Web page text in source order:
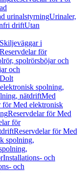
urinalstyrningUrinaler,
driftUtan
Skiljeväggar i
Reservdelar för
spolrörsböjar och
och
Dolt
spolning,
nätdriftMed
för Med elektronisk
Reservdelar för Med
för
Reservdelar för Med
spolning,
Installations- och
och